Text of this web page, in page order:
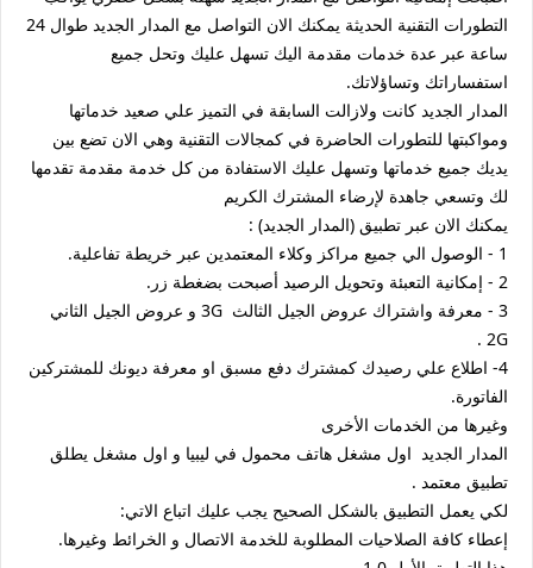
التطورات التقنية الحديثة يمكنك الان التواصل مع المدار الجديد طوال 24
ساعة عبر عدة خدمات مقدمة اليك تسهل عليك وتحل جميع
استفساراتك وتساؤلاتك.
المدار الجديد كانت ولازالت السابقة في التميز علي صعيد خدماتها
ومواكبتها للتطورات الحاضرة في كمجالات التقنية وهي الان تضع بين
يديك جميع خدماتها وتسهل عليك الاستفادة من كل خدمة مقدمة تقدمها
لك وتسعي جاهدة لإرضاء المشترك الكريم
يمكنك الان عبر تطبيق (المدار الجديد) :
1 - الوصول الي جميع مراكز وكلاء المعتمدين عبر خريطة تفاعلية.
2 - إمكانية التعبئة وتحويل الرصيد أصبحت بضغطة زر.
3 - معرفة واشتراك عروض الجيل الثالث 3G و عروض الجيل الثاني
2G .
4- اطلاع علي رصيدك كمشترك دفع مسبق او معرفة ديونك للمشتركين
الفاتورة.
وغيرها من الخدمات الأخرى
المدار الجديد اول مشغل هاتف محمول في ليبيا و اول مشغل يطلق
تطبيق معتمد .
لكي يعمل التطبيق بالشكل الصحيح يجب عليك اتباع الاتي:
إعطاء كافة الصلاحيات المطلوبة للخدمة الاتصال و الخرائط وغيرها.